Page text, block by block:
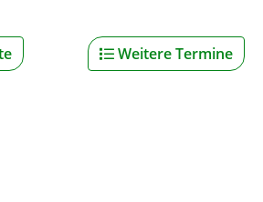
Weitere Termine